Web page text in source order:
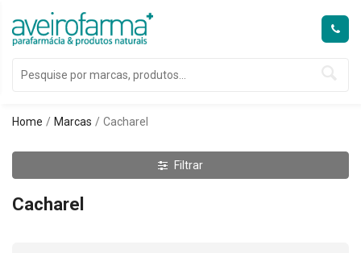
Home Marcas Cacharel
Filtrar
Cacharel